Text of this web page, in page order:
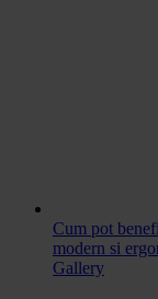
Cum pot
modern si
Gallery